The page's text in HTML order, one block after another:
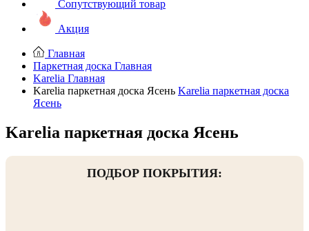
Сопутствующий товар
Акция
Главная
Паркетная доска Главная
Karelia Главная
Karelia паркетная доска Ясень Karelia паркетная доска
Ясень
Karelia паркетная доска Ясень
ПОДБОР ПОКРЫТИЯ: